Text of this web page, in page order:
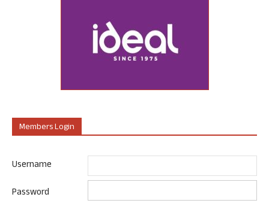
Members Login
Username
Password